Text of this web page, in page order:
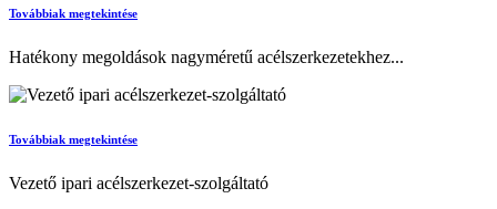
Továbbiak megtekintése
Hatékony megoldások nagyméretű acélszerkezetekhez...
Továbbiak megtekintése
Vezető ipari acélszerkezet-szolgáltató